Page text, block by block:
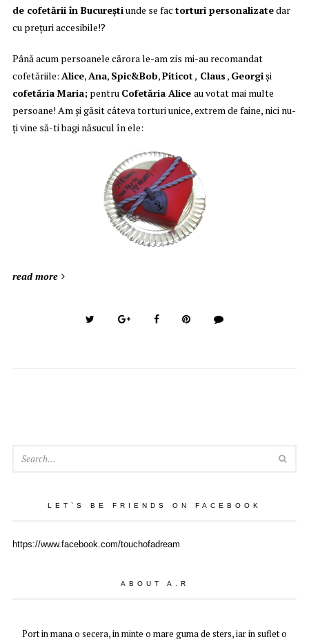
de cofetării în Bucureştiunde se fac torturi personalizatedar
cu preţuri accesibile!?
Până acum persoanele cărora le-am zis mi-au recomandat
cofetăriile: Alice,Ana, Spic&Bob,Piticot, Claus , Georgişi
cofetăriaMaria;pentru Cofetăria Alice au votat mai multe
persoane! Am şi găsit câteva torturi unice, extrem de faine, nici nu-
ţi vine să-ti bagi năsucul în ele:
read more
LET`S BE FRIENDS ON FACEBOOK
https://www.facebook.com/touchofadream
ABOUT A.R
Port in mana o secera, in minte o mare guma de sters, iar in suflet o